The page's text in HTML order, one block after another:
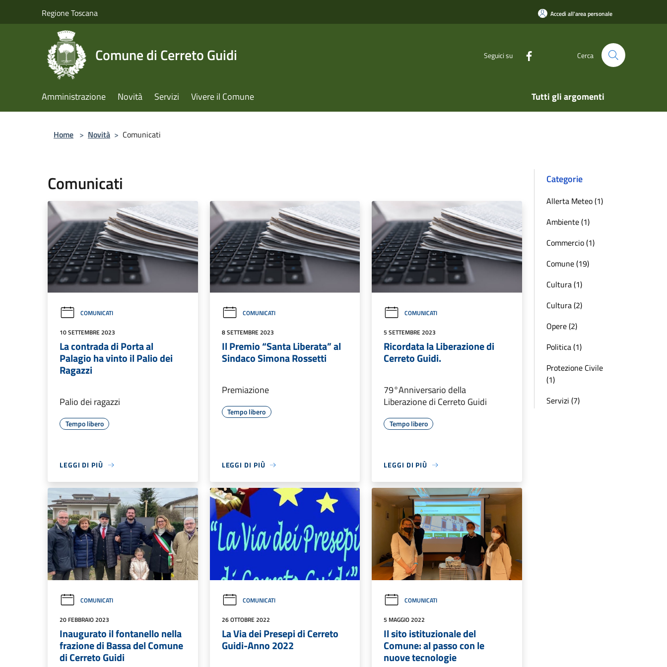
Regione Toscana Accedi all'area personale
Comune di Cerreto Guidi Seguici su Cerca
Amministrazione Novità Servizi Vivere il Comune Tutti gli argomenti
Home > Novità > Comunicati
Comunicati
COMUNICATI
10 SETTEMBRE 2023
La contrada di Porta al
Palagio ha vinto il Palio dei
Ragazzi
Palio dei ragazzi
Tempo libero
LEGGI DI PIÙ
COMUNICATI
8 SETTEMBRE 2023
Il Premio “Santa Liberata” al
Sindaco Simona Rossetti
Premiazione
Tempo libero
LEGGI DI PIÙ
COMUNICATI
5 SETTEMBRE 2023
Ricordata la Liberazione di
Cerreto Guidi.
79°Anniversario della
Liberazione di Cerreto Guidi
Tempo libero
LEGGI DI PIÙ
COMUNICATI
20 FEBBRAIO 2023
Inaugurato il fontanello nella
frazione di Bassa del Comune
di Cerreto Guidi
COMUNICATI
26 OTTOBRE 2022
La Via dei Presepi di Cerreto
Guidi-Anno 2022
COMUNICATI
5 MAGGIO 2022
Il sito istituzionale del
Comune: al passo con le
nuove tecnologie
Categorie
Allerta Meteo (1)
Ambiente (1)
Commercio (1)
Comune (19)
Cultura (1)
Cultura (2)
Opere (2)
Politica (1)
Protezione Civile
(1)
Servizi (7)